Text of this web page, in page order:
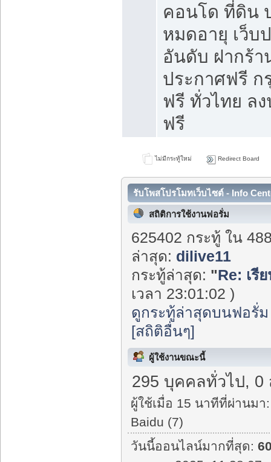
คอนโด ที่ดิน
หมดอายุ เว็บ
อันดับ ฝากร้า
ประกาศฟรี ก
ฟรี ทั่วไทย ล
ฟรี
ไม่มีกระทู้ใหม่ Redirect Board
รับโพสโปรโมทเว็บไซต์ - Info
สถิติการใช้งานฟอรั่ม
625402 กระทู้ ใน
ล่าสุด: dilive11
กระทู้ล่าสุด: "Re: เรี
เวลา 23:01:02 )
ดูกระทู้ล่าสุดบนฟอรั่ม
[สถิติอื่นๆ]
ผู้ใช้งานขณะนี้
295 บุคคลทั่วไป, 0
ผู้ใช้เมื่อ 15 นาทีที่ผ่านมา:
Baidu (7)
วันนี้ออนไลน์มากที่สุด: